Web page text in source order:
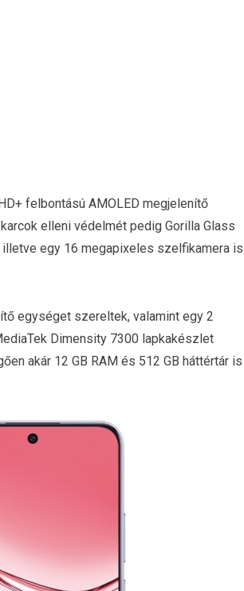
felbontású AMOLED megjelenítő
elleni védelmét pedig Gorilla Glass
egy 16 megapixeles szelfikamera is
egységet szereltek, valamint egy 2
Dimensity 7300 lapkakészlet
akár 12 GB RAM és 512 GB háttértár is